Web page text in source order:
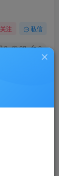
关注 私信
0 33 0
法
存购买订单